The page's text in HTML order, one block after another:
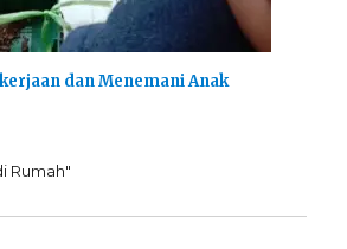
dan Menemani Anak
Rumah"